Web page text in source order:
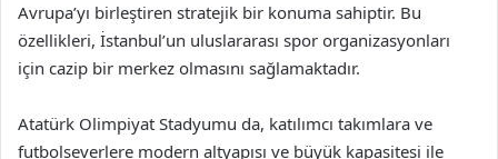
Avrupa’yı birleştiren stratejik bir konuma sahiptir. Bu
özellikleri, İstanbul’un uluslararası spor organizasyonları
için cazip bir merkez olmasını sağlamaktadır.
Atatürk Olimpiyat Stadyumu da, katılımcı takımlara ve
futbolseverlere modern altyapısı ve büyük kapasitesi ile